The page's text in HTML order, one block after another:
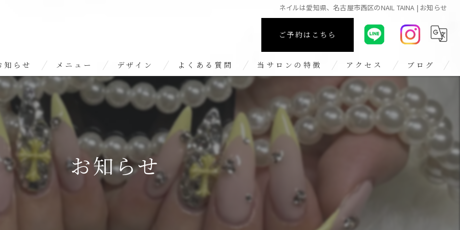
ネイルは愛知県、名古屋市西区のNAIL TAINA | お知らせ
ご予約はこちら
知らせ メニュー デザイン よくある質問 当サロンの特徴
長さ出し
ワンホン
ベイビーブーマー
アクセス ブログ
コラム
お知らせ